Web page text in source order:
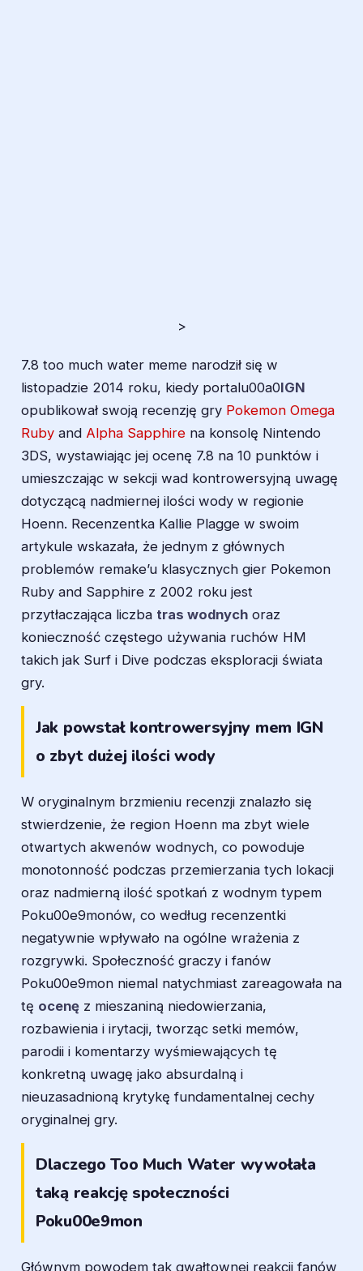
>
7.8 too much water meme narodził się w
listopadzie 2014 roku, kiedy portalu00a0IGN
opublikował swoją recenzję gry Pokemon Omega
Ruby and Alpha Sapphire na konsolę Nintendo
3DS, wystawiając jej ocenę 7.8 na 10 punktów i
umieszczając w sekcji wad kontrowersyjną uwagę
dotyczącą nadmiernej ilości wody w regionie
Hoenn. Recenzentka Kallie Plagge w swoim
artykule wskazała, że jednym z głównych
problemów remake’u klasycznych gier Pokemon
Ruby and Sapphire z 2002 roku jest
przytłaczająca liczba tras wodnych oraz
konieczność częstego używania ruchów HM
takich jak Surf i Dive podczas eksploracji świata
gry.
Jak powstał kontrowersyjny mem IGN
o zbyt dużej ilości wody
W oryginalnym brzmieniu recenzji znalazło się
stwierdzenie, że region Hoenn ma zbyt wiele
otwartych akwenów wodnych, co powoduje
monotonność podczas przemierzania tych lokacji
oraz nadmierną ilość spotkań z wodnym typem
Poku00e9monów, co według recenzentki
negatywnie wpływało na ogólne wrażenia z
rozgrywki. Społeczność graczy i fanów
Poku00e9mon niemal natychmiast zareagowała na
tę ocenę z mieszaniną niedowierzania,
rozbawienia i irytacji, tworząc setki memów,
parodii i komentarzy wyśmiewających tę
konkretną uwagę jako absurdalną i
nieuzasadnioną krytykę fundamentalnej cechy
oryginalnej gry.
Dlaczego Too Much Water wywołała
taką reakcję społeczności
Poku00e9mon
Głównym powodem tak gwałtownej reakcji fanów